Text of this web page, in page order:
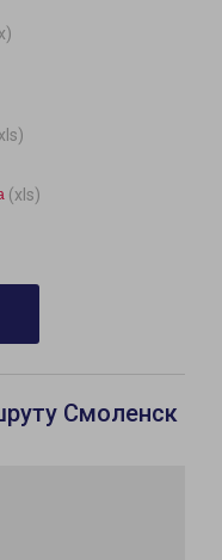
(xls)
Смоленск